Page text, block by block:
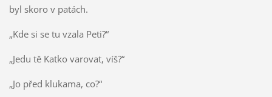
byl skoro v patách.
„Kde si se tu vzala Peti?“
„Jedu tě Katko varovat, víš?“
„Jo před klukama, co?“